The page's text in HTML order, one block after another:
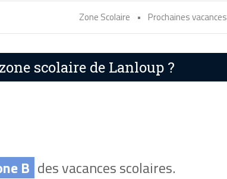
Zone Scolaire • Prochaines vacances
scolaire de Lanloup ?
B des vacances scolaires.